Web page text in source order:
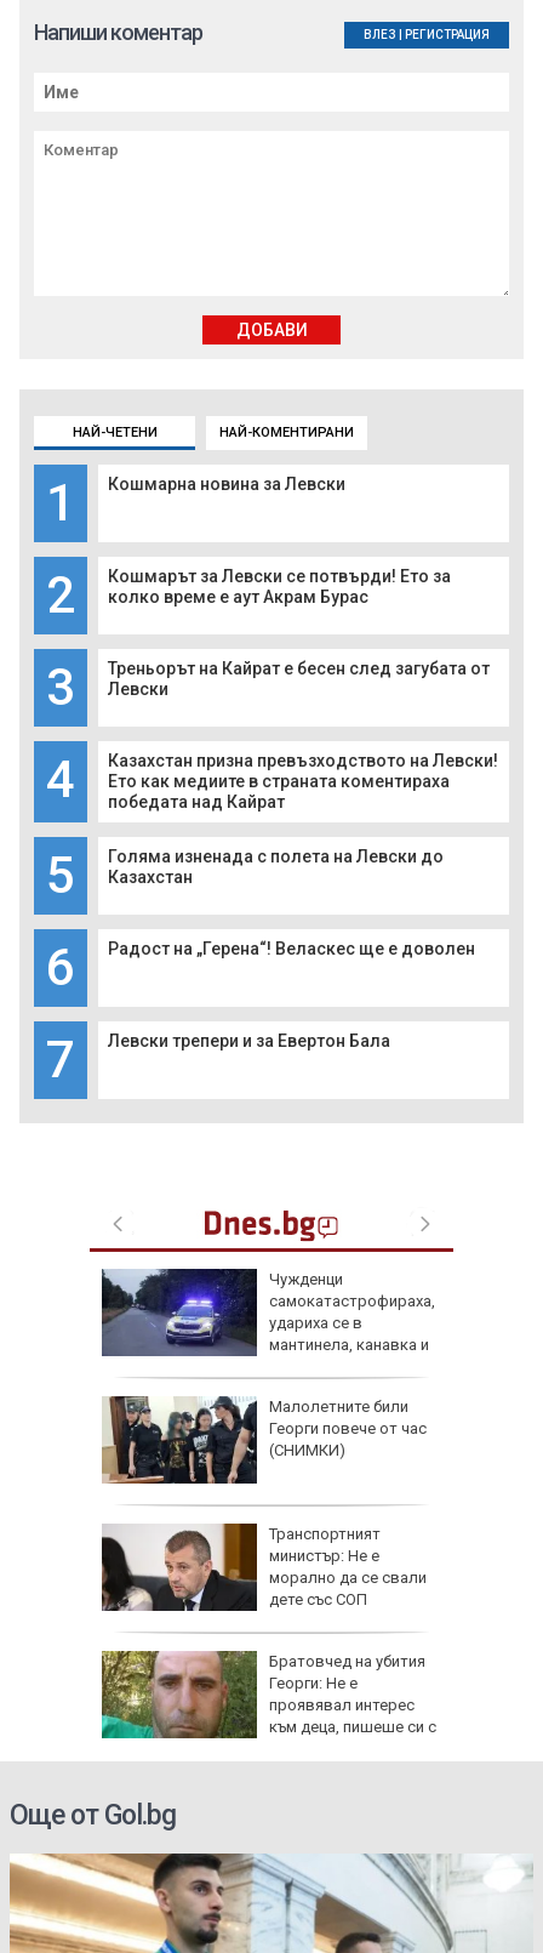
НАЙ-ЧЕТЕНИ НАЙ-КОМЕНТИРАНИ
1 Кошмарна новина за Левски
2
Кошмарът за Левски се потвърди! Ето за
колко време е аут Акрам Бурас
3
Треньорът на Кайрат е бесен след загубата от
Левски
4
Казахстан призна превъзходството на Левски!
Ето как медиите в страната коментираха
победата над Кайрат
5
Голяма изненада с полета на Левски до
Казахстан
6 Радост на „Герена“! Веласкес ще е доволен
7 Левски трепери и за Евертон Бала
Чужденци
самокатастрофираха,
удариха се в
мантинела, канавка и
Малолетните били
Георги повече от час
(СНИМКИ)
Транспортният
министър: Не е
морално да се свали
дете със СОП
Братовчед на убития
Георги: Не е
проявявал интерес
към деца, пишеше си с
Напиши коментар ВЛЕЗ РЕГИСТРАЦИЯ
ДОБАВИ
Още от Gol.bg